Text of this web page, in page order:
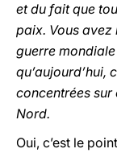
et du fait que
paix. Vous
guerre
qu’aujourd’hui,
concentrées sur
Nord.
Oui, c’est le